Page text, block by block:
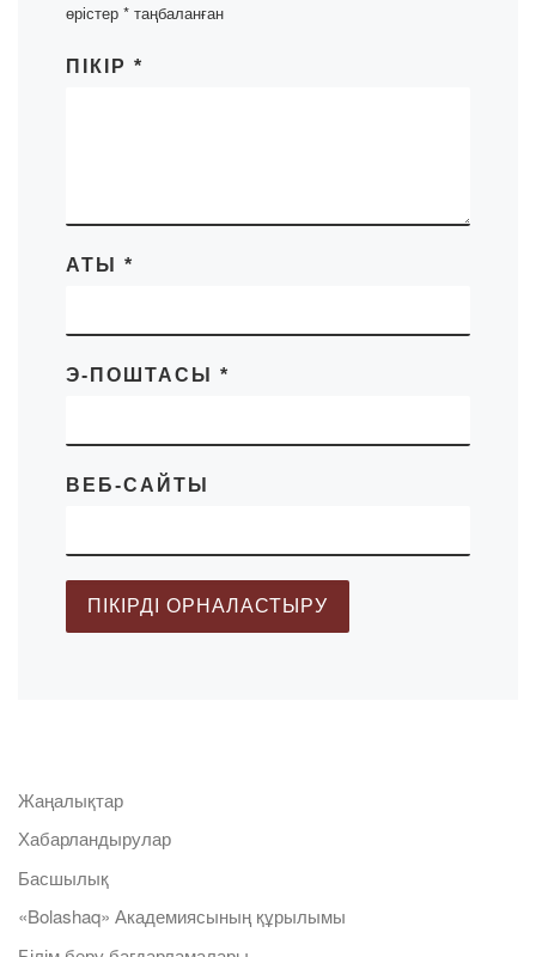
өрістер * таңбаланған
ПІКІР *
АТЫ *
Э-ПОШТАСЫ *
ВЕБ-САЙТЫ
Жаңалықтар
Хабарландырулар
Басшылық
«Bolashaq» Академиясының құрылымы